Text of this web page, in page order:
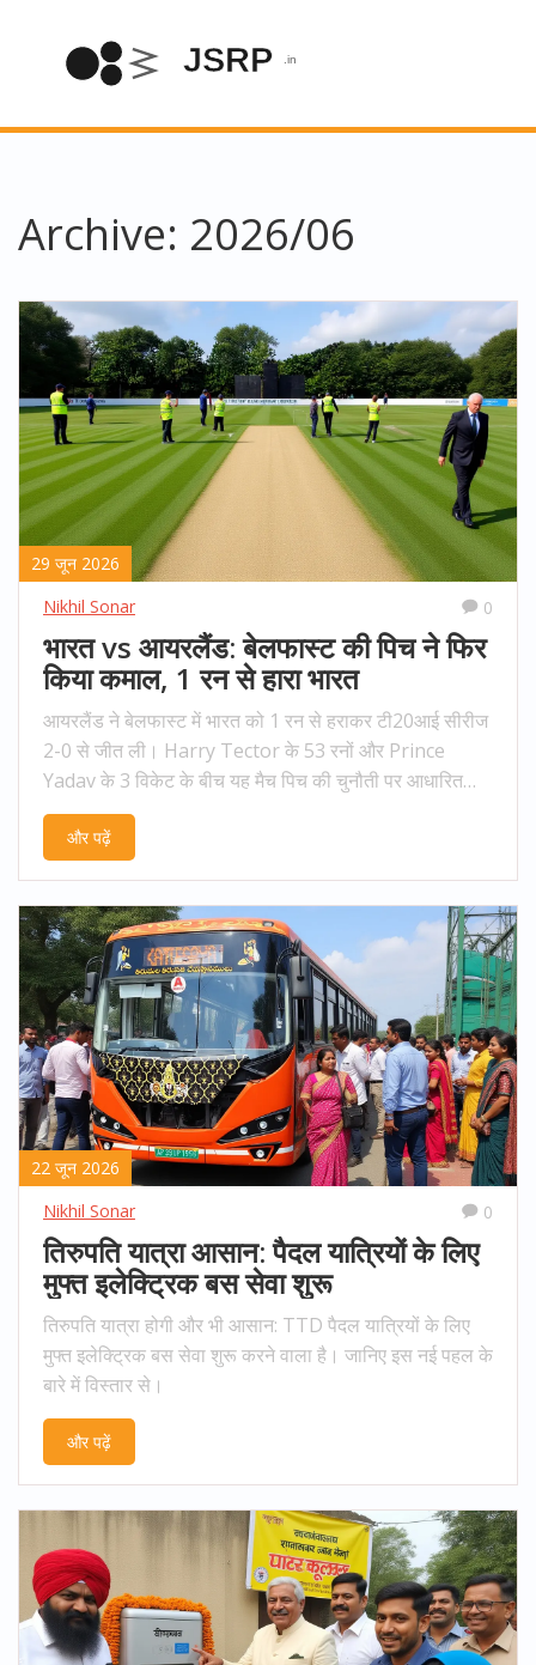
Archive: 2026/06
29 जून 2026
Nikhil Sonar
0
भारत vs आयरलैंड: बेलफास्ट की पिच ने फिर
किया कमाल, 1 रन से हारा भारत
आयरलैंड ने बेलफास्ट में भारत को 1 रन से हराकर टी20आई सीरीज
2-0 से जीत ली। Harry Tector के 53 रनों और Prince
Yadav के 3 विकेट के बीच यह मैच पिच की चुनौती पर आधारित
था।
और पढ़ें
22 जून 2026
Nikhil Sonar
0
तिरुपति यात्रा आसान: पैदल यात्रियों के लिए
मुफ्त इलेक्ट्रिक बस सेवा शुरू
तिरुपति यात्रा होगी और भी आसान: TTD पैदल यात्रियों के लिए
मुफ्त इलेक्ट्रिक बस सेवा शुरू करने वाला है। जानिए इस नई पहल के
बारे में विस्तार से।
और पढ़ें